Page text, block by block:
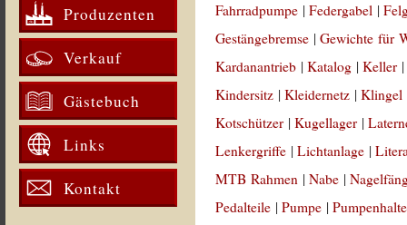
Produzenten
Verkauf
Gästebuch
Links
Kontakt
Fahrradpumpe |Federgabel |
Gestängebremse |Gewichte für
Kardanantrieb |Katalog |Keller
Kindersitz |Kleidernetz |Klingel
Kotschützer |Kugellager |
Lenkergriffe |Lichtanlage |
MTB Rahmen |Nabe |
Pedalteile |Pumpe |